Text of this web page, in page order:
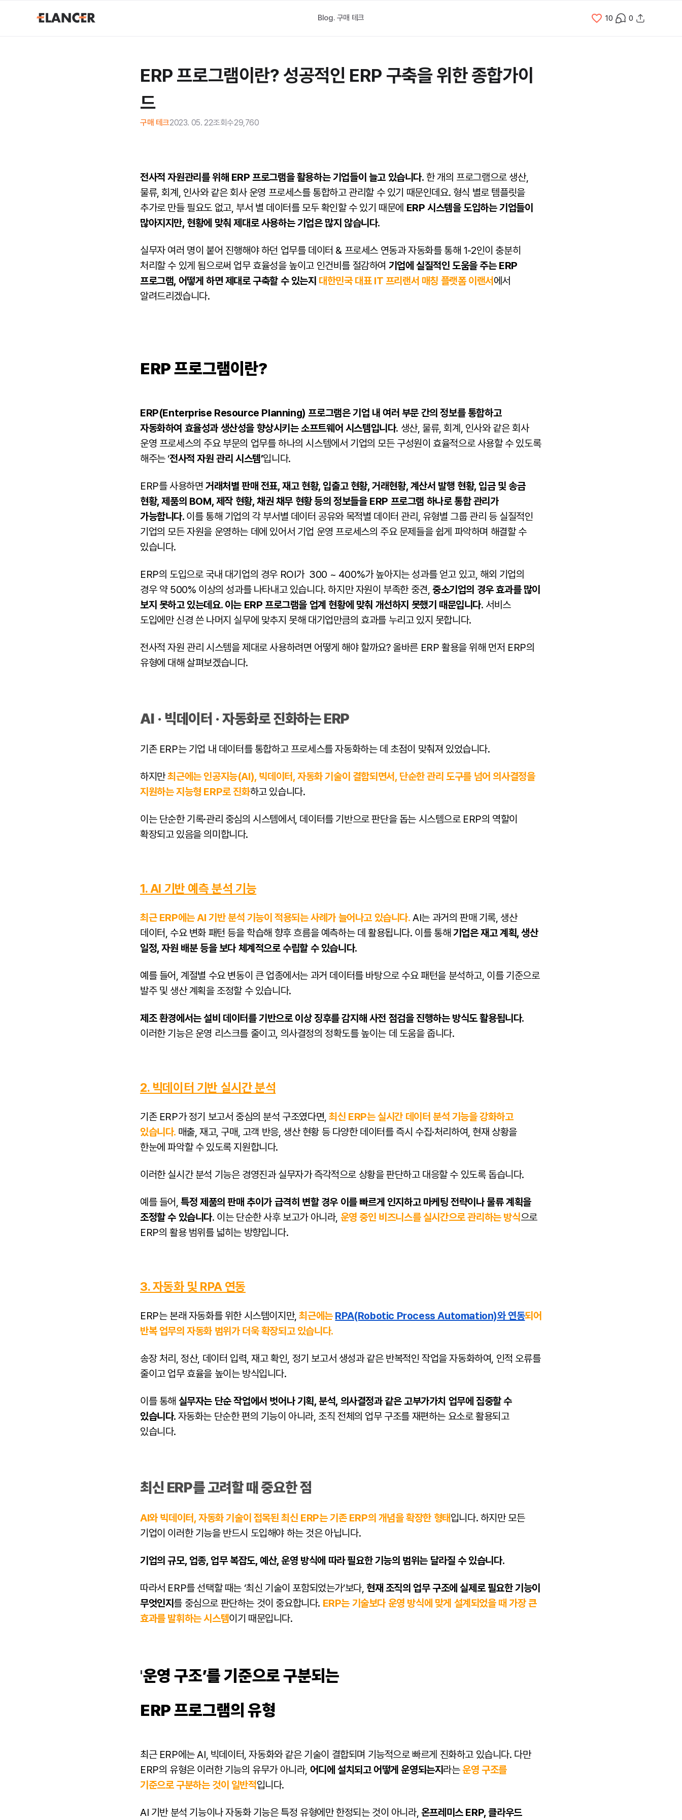
Blog. 구매 테크 10 0
ERP 프로그램이란? 성공적인 ERP 구축을 위한 종합가이
드
구매 테크2023. 05. 22조회수29,760
전사적 자원관리를 위해 ERP 프로그램을 활용하는 기업들이 늘고 있습니다. 한 개의 프로그램으로 생산,
물류, 회계, 인사와 같은 회사 운영 프로세스를 통합하고 관리할 수 있기 때문인데요. 형식 별로 템플릿을
추가로 만들 필요도 없고, 부서 별 데이터를 모두 확인할 수 있기 때문에 ERP 시스템을 도입하는 기업들이
많아지지만, 현황에 맞춰 제대로 사용하는 기업은 많지 않습니다.
실무자 여러 명이 붙어 진행해야 하던 업무를 데이터 & 프로세스 연동과 자동화를 통해 1-2인이 충분히
처리할 수 있게 됨으로써 업무 효율성을 높이고 인건비를 절감하여 기업에 실질적인 도움을 주는 ERP
프로그램, 어떻게 하면 제대로 구축할 수 있는지 대한민국 대표 IT 프리랜서 매칭 플랫폼 이랜서 에서
알려드리겠습니다.
ERP 프로그램이란?
ERP(Enterprise Resource Planning) 프로그램은 기업 내 여러 부문 간의 정보를 통합하고
자동화하여 효율성과 생산성을 향상시키는소프트웨어 시스템입니다. 생산, 물류, 회계, 인사와 같은 회사
운영 프로세스의 주요 부문의 업무를 하나의 시스템에서 기업의 모든 구성원이 효율적으로 사용할 수 있도록
해주는 ‘전사적 자원 관리 시스템’입니다.
ERP를 사용하면 거래처별 판매 전표, 재고 현황, 입출고 현황, 거래현황, 계산서 발행 현황, 입금 및 송금
현황, 제품의 BOM, 제작 현황, 채권 채무 현황 등의 정보들을 ERP 프로그램 하나로 통합 관리가
가능합니다. 이를 통해 기업의 각 부서별 데이터 공유와 목적별 데이터 관리, 유형별 그룹 관리 등 실질적인
기업의 모든 자원을 운영하는 데에 있어서 기업 운영 프로세스의 주요 문제들을 쉽게 파악하며 해결할 수
있습니다.
ERP의 도입으로 국내 대기업의 경우 ROI가 300 ~ 400%가 높아지는 성과를 얻고 있고, 해외 기업의
경우 약 500% 이상의 성과를 나타내고 있습니다. 하지만 자원이 부족한 중견, 중소기업의 경우 효과를 많이
보지 못하고 있는데요. 이는 ERP 프로그램을 업계 현황에 맞춰 개선하지 못했기 때문입니다. 서비스
도입에만 신경 쓴 나머지 실무에 맞추지 못해 대기업만큼의 효과를 누리고 있지 못합니다.
전사적 자원 관리 시스템을 제대로 사용하려면 어떻게 해야 할까요? 올바른 ERP 활용을 위해 먼저 ERP의
유형에 대해 살펴보겠습니다.
AI · 빅데이터 · 자동화로 진화하는 ERP
기존 ERP는 기업 내 데이터를 통합하고 프로세스를 자동화하는 데 초점이 맞춰져 있었습니다.
하지만최근에는 인공지능(AI), 빅데이터, 자동화 기술이 결합되면서, 단순한 관리 도구를 넘어 의사결정을
지원하는 지능형 ERP로 진화하고 있습니다.
이는 단순한 기록·관리 중심의 시스템에서, 데이터를 기반으로 판단을 돕는 시스템으로 ERP의 역할이
확장되고 있음을 의미합니다.
1. AI 기반 예측 분석 기능
최근 ERP에는 AI 기반 분석 기능이 적용되는 사례가 늘어나고 있습니다. AI는 과거의 판매 기록, 생산
데이터, 수요 변화 패턴 등을 학습해 향후 흐름을 예측하는 데 활용됩니다. 이를 통해 기업은 재고 계획, 생산
일정, 자원 배분 등을 보다 체계적으로 수립할 수 있습니다.
예를 들어, 계절별 수요 변동이 큰 업종에서는 과거 데이터를 바탕으로 수요 패턴을 분석하고, 이를 기준으로
발주 및 생산 계획을 조정할 수 있습니다.
제조 환경에서는 설비 데이터를 기반으로 이상 징후를 감지해 사전 점검을 진행하는 방식도 활용됩니다.
이러한 기능은 운영 리스크를 줄이고, 의사결정의 정확도를 높이는 데 도움을 줍니다.
2. 빅데이터 기반 실시간 분석
기존 ERP가 정기 보고서 중심의 분석 구조였다면,최신 ERP는 실시간 데이터 분석 기능을 강화하고
있습니다. 매출, 재고, 구매, 고객 반응, 생산 현황 등 다양한 데이터를 즉시 수집·처리하여, 현재 상황을
한눈에 파악할 수 있도록 지원합니다.
이러한 실시간 분석 기능은 경영진과 실무자가 즉각적으로 상황을 판단하고 대응할 수 있도록 돕습니다.
예를 들어,특정 제품의 판매 추이가 급격히 변할 경우 이를 빠르게 인지하고 마케팅 전략이나 물류 계획을
조정할 수 있습니다. 이는 단순한 사후 보고가 아니라, 운영 중인 비즈니스를 실시간으로 관리하는 방식으로
ERP의 활용 범위를 넓히는 방향입니다.
3. 자동화 및 RPA 연동
ERP는 본래 자동화를 위한 시스템이지만,최근에는 RPA(Robotic Process Automation)와 연동되어
반복 업무의 자동화 범위가 더욱 확장되고 있습니다.
송장 처리, 정산, 데이터 입력, 재고 확인, 정기 보고서 생성과 같은 반복적인 작업을 자동화하여, 인적 오류를
줄이고 업무 효율을 높이는 방식입니다.
이를 통해 실무자는 단순 작업에서 벗어나 기획, 분석, 의사결정과 같은 고부가가치 업무에 집중할 수
있습니다. 자동화는 단순한 편의 기능이 아니라, 조직 전체의 업무 구조를 재편하는 요소로 활용되고
있습니다.
최신 ERP를 고려할 때 중요한 점
AI와 빅데이터, 자동화 기술이 접목된 최신 ERP는 기존 ERP의 개념을 확장한 형태입니다. 하지만 모든
기업이 이러한 기능을 반드시 도입해야 하는 것은 아닙니다.
기업의 규모, 업종, 업무 복잡도, 예산, 운영 방식에 따라 필요한 기능의 범위는 달라질 수 있습니다.
따라서 ERP를 선택할 때는 ‘최신 기술이 포함되었는가’보다, 현재 조직의 업무 구조에 실제로 필요한 기능이
무엇인지 를 중심으로 판단하는 것이 중요합니다. ERP는 기술보다 운영 방식에 맞게 설계되었을 때 가장 큰
효과를 발휘하는 시스템이기 때문입니다.
'운영 구조’를 기준으로 구분되는
ERP 프로그램의 유형
최근 ERP에는 AI, 빅데이터, 자동화와 같은 기술이 결합되며 기능적으로 빠르게 진화하고 있습니다. 다만
ERP의 유형은 이러한 기능의 유무가 아니라, 어디에 설치되고 어떻게 운영되는지 라는운영 구조를
기준으로 구분하는 것이 일반적입니다.
AI 기반 분석 기능이나 자동화 기능은 특정 유형에만 한정되는 것이 아니라, 온프레미스 ERP, 클라우드